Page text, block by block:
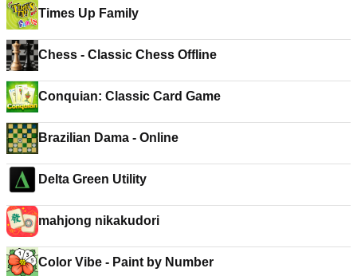
Times Up Family
Chess - Classic Chess Offline
Conquian: Classic Card Game
Brazilian Dama - Online
Delta Green Utility
mahjong nikakudori
Color Vibe - Paint by Number